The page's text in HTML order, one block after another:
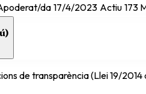
da17/4/2023 Actiu 173
de transparència (Llei 19/